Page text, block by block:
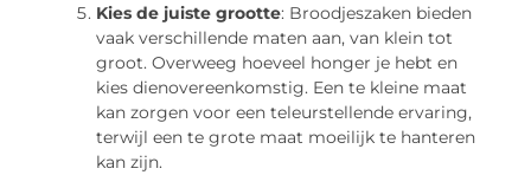
Kies de juiste grootte: Broodjeszaken bieden
vaak verschillende maten aan, van klein tot
groot. Overweeg hoeveel honger je hebt en
kies dienovereenkomstig. Een te kleine maat
kan zorgen voor een teleurstellende ervaring,
terwijl een te grote maat moeilijk te hanteren
kan zijn.